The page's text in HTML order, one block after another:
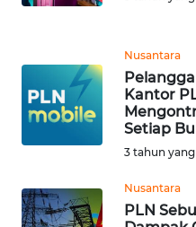
Nusantara
Kantor
Setiap
3 tahun
Nusantara
PLN
DAIRI
DANAU
TOBA
WN
LANGKAT